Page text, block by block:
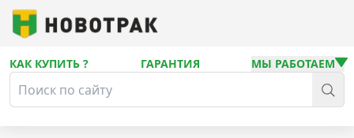
КАК КУПИТЬ ? ГАРАНТИЯ МЫ РАБОТАЕМ